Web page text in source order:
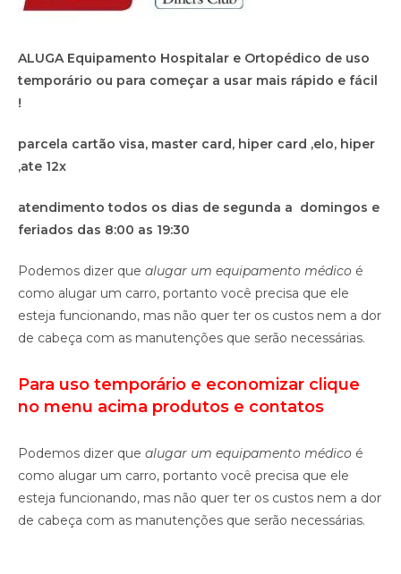
ALUGA Equipamento Hospitalar e Ortopédico de uso
temporário ou para começar a usar mais rápido e fácil
!
parcela cartão visa, master card, hiper card ,elo, hiper
,ate 12x
atendimento todos os dias de segunda a domingos e
feriados das 8:00 as 19:30
Podemos dizer que alugar um equipamento médico é
como alugar um carro, portanto você precisa que ele
esteja funcionando, mas não quer ter os custos nem a dor
de cabeça com as manutenções que serão necessárias.
Para uso temporário e economizar clique
no menu acima produtos e contatos
Podemos dizer que alugar um equipamento médico é
como alugar um carro, portanto você precisa que ele
esteja funcionando, mas não quer ter os custos nem a dor
de cabeça com as manutenções que serão necessárias.